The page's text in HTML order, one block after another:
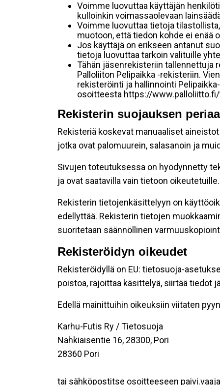
Voimme luovuttaa käyttäjän
kulloinkin voimassaolevaan
Voimme luovuttaa tietoja
muotoon, että tiedon kohde ei enää
Jos käyttäjä on erikseen antanut
tietoja luovuttaa tarkoin valituille
Tähän jäsenrekisteriin tallennettuja
Palloliiton Pelipaikka -rekisteriin.
rekisteröinti ja hallinnointi
osoitteesta https://
Rekisterin suojauksen
Rekisteriä koskevat manuaaliset
jotka ovat palomuurein, salasanoin ja
Sivujen toteutuksessa on hyödynnetty
ja ovat saatavilla vain tietoon oikeutetuille.
Rekisterin tietojenkäsittelyyn on
edellyttää. Rekisterin tietojen
suoritetaan säännöllinen
Rekisteröidyn oikeudet
Rekisteröidyllä on EU: tietosuoja-
poistoa, rajoittaa käsittelyä, siirtää tiedot
Edellä mainittuihin oikeuksiin viitaten
Karhu-Futis Ry / Tietosuoja
Nahkiaisentie 16, 28300, Pori
28360 Pori
tai sähköpostitse osoitteeseen